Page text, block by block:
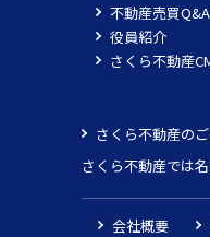
不動産売買Q&A
役員紹介
さくら不動産
さくら不動産の
さくら不動産では
会社概要